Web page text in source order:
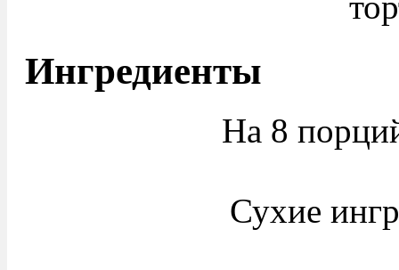
Ингредиенты
На 8
Сухие